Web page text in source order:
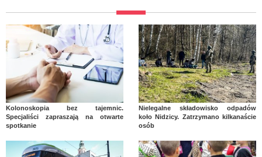
Kolonoskopia bez tajemnic.
Specjaliści zapraszają na otwarte
spotkanie
Nielegalne składowisko odpadów
koło Nidzicy. Zatrzymano kilkanaście
osób